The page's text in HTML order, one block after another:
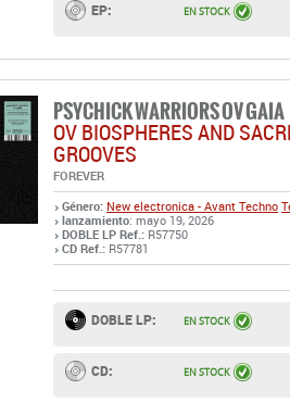
EP: EN STOCK
PSYCHICK WARRIORS OV GAIA
OV BIOSPHERES AND
GROOVES
FOREVER
Género: New electronica - Avant Techno
lanzamiento: mayo 19, 2026
DOBLE LP Ref.: R57750
CD Ref.: R57781
DOBLE LP: EN STOCK
CD: EN STOCK